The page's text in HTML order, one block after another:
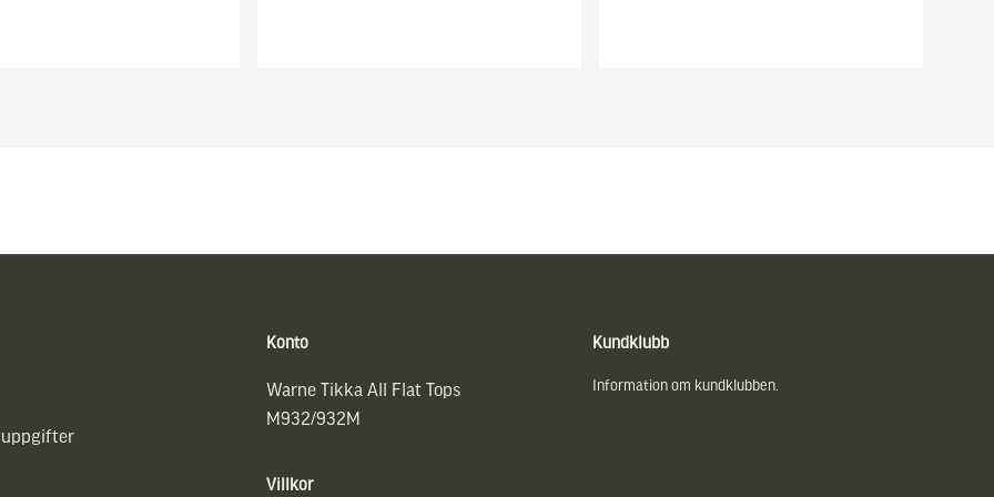
Konto
Warne Tikka All Flat Tops
M932/932M
Villkor
Kundklubb
Information om kundklubben.